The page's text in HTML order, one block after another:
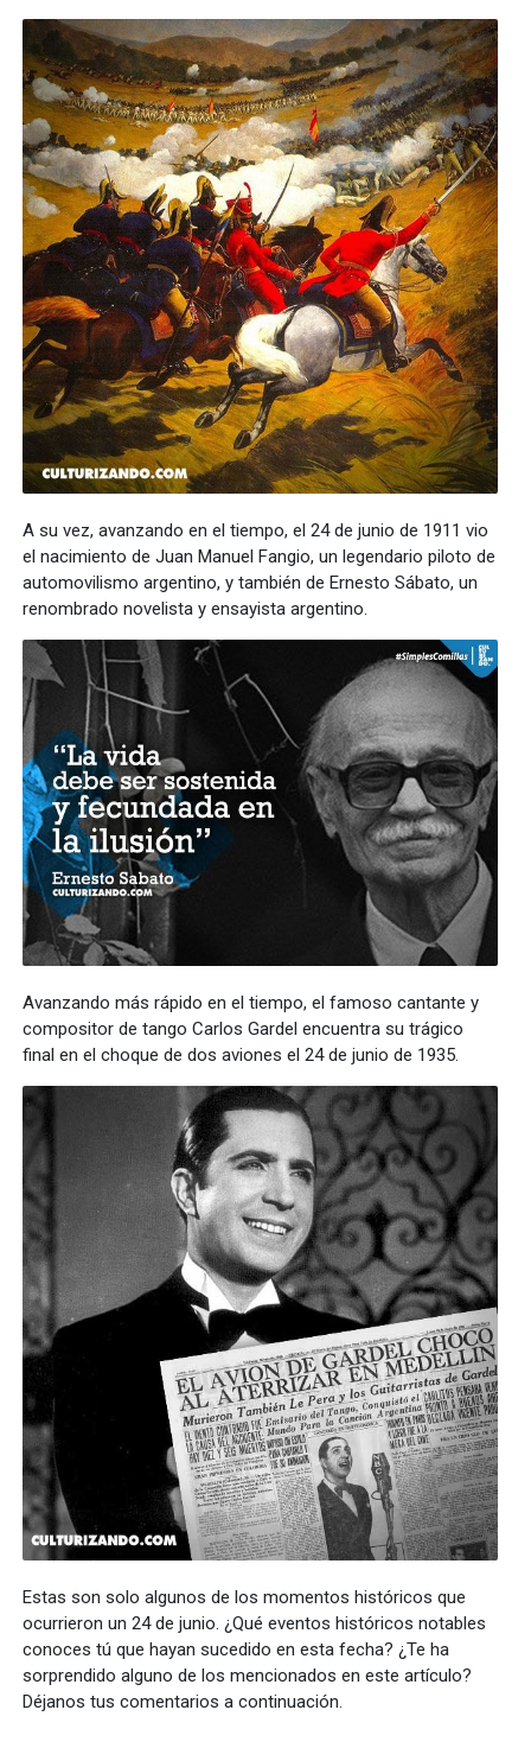
A su vez, avanzando en el tiempo, el 24 de junio de 1911 vio
el nacimiento de Juan Manuel Fangio, un legendario piloto de
automovilismo argentino, y también de Ernesto Sábato, un
renombrado novelista y ensayista argentino.
Avanzando más rápido en el tiempo, el famoso cantante y
compositor de tango Carlos Gardel encuentra su trágico
final en el choque de dos aviones el 24 de junio de 1935.
Estas son solo algunos de los momentos históricos que
ocurrieron un 24 de junio. ¿Qué eventos históricos notables
conoces tú que hayan sucedido en esta fecha? ¿Te ha
sorprendido alguno de los mencionados en este artículo?
Déjanos tus comentarios a continuación.